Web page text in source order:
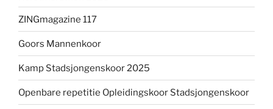
ZINGmagazine 117
Goors Mannenkoor
Kamp Stadsjongenskoor 2025
Openbare repetitie Opleidingskoor Stadsjongenskoor